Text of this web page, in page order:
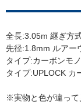
全長:3.05m 継ぎ方
先径:1.8mm ルアー
タイプ:カーボンモ
タイプ:UPLOCK カ
※実物と色が違って